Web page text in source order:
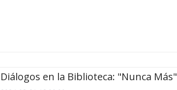
Diálogos en la Biblioteca: "Nunca Más"